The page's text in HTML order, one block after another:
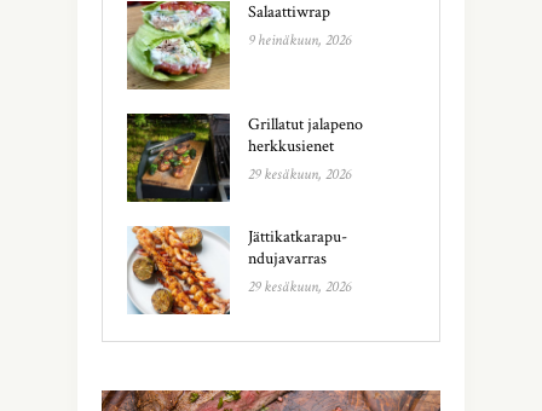
Salaattiwrap
9 heinäkuun, 2026
Grillatut jalapeno
herkkusienet
29 kesäkuun, 2026
Jättikatkarapu-
ndujavarras
29 kesäkuun, 2026